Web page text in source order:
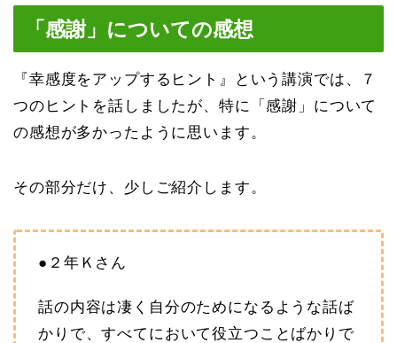
「感謝」についての感想
『幸感度をアップするヒント』という講演では、７
つのヒントを話しましたが、特に「感謝」について
の感想が多かったように思います。
その部分だけ、少しご紹介します。
●２年Ｋさん
話の内容は凄く自分のためになるような話ば
かりで、すべてにおいて役立つことばかりで